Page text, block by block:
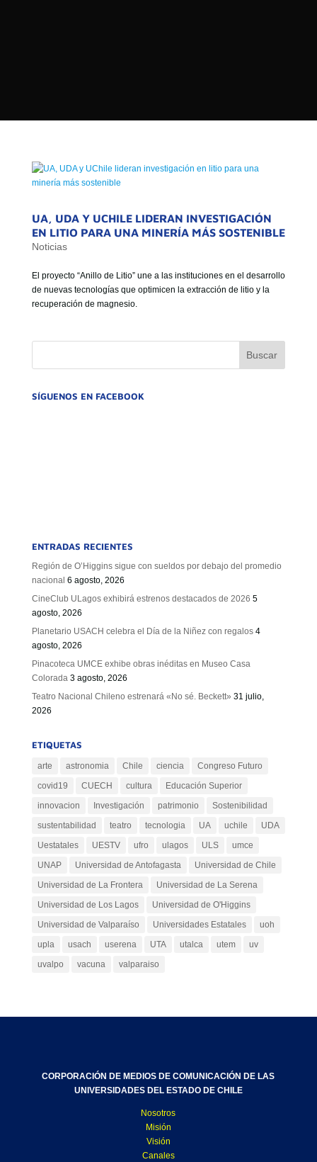
ESTADO DE CHILE
MISIÓN
VISIÓN
UA, UDA Y UCHILE LIDERAN INVESTIGACIÓN
EN LITIO PARA UNA MINERÍA MÁS SOSTENIBLE
Noticias
El proyecto “Anillo de Litio” une a las instituciones en el desarrollo
de nuevas tecnologías que optimicen la extracción de litio y la
recuperación de magnesio.
SÍGUENOS EN FACEBOOK
ENTRADAS RECIENTES
Región de O’Higgins sigue con sueldos por debajo del promedio
nacional 6 agosto, 2026
CineClub ULagos exhibirá estrenos destacados de 2026 5
agosto, 2026
Planetario USACH celebra el Día de la Niñez con regalos 4
agosto, 2026
Pinacoteca UMCE exhibe obras inéditas en Museo Casa
Colorada 3 agosto, 2026
Teatro Nacional Chileno estrenará «No sé. Beckett» 31 julio,
2026
ETIQUETAS
arte astronomia Chile ciencia
Congreso Futuro
covid19
CUECH cultura
Educación Superior
innovacion
Investigación patrimonio
Sostenibilidad
sustentabilidad
teatro tecnologia UA uchile
UDA
Uestatales
UESTV ufro ulagos ULS
umce
UNAP
Universidad de Antofagasta
Universidad de Chile
Universidad de La Frontera
Universidad de La Serena
Universidad de Los Lagos
Universidad de O'Higgins
Universidad de Valparaíso
Universidades Estatales
uoh
upla
usach userena UTA utalca utem
uv
uvalpo
vacuna valparaiso
CORPORACIÓN DE MEDIOS DE COMUNICACIÓN DE LAS
UNIVERSIDADES DEL ESTADO DE CHILE
Nosotros
Misión
Visión
Canales